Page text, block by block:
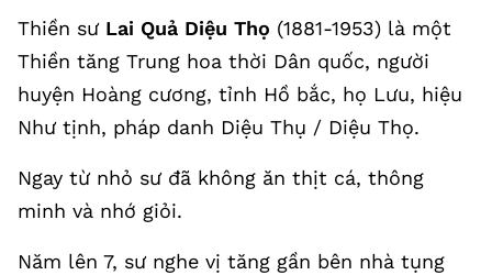
Thiền sư Lai Quả Diệu Thọ (1881-1953) là một
Thiền tăng Trung hoa thời Dân quốc, người
huyện Hoàng cương, tỉnh Hồ bắc, họ Lưu, hiệu
Như tịnh, pháp danh Diệu Thụ / Diệu Thọ.
Ngay từ nhỏ sư đã không ăn thịt cá, thông
minh và nhớ giỏi.
Năm lên 7, sư nghe vị tăng gần bên nhà tụng